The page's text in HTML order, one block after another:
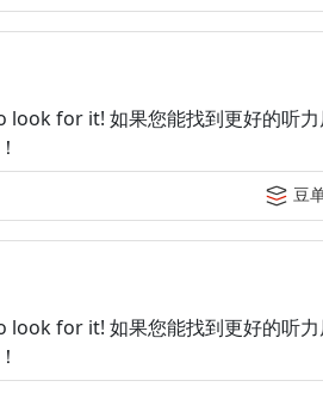
for it! 如果您能找到更好的听力
豆
for it! 如果您能找到更好的听力